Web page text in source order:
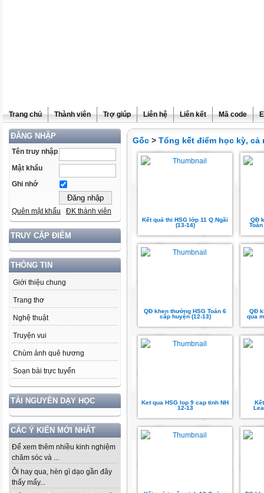
Trang chủ Thành viên Trợ giúp Liên hệ Liên kết Mã code
ĐĂNG NHẬP
Tên truy nhập
Mật khẩu
Ghi nhớ
Quên mật khẩu ĐK thành viên
TRUY CẬP ĐIỂM
THÔNG TIN
Giới thiệu chung
Trang thơ
Nghệ thuật
Truyện vui
Chùm ảnh quê hương
Soạn bài trực tuyến
TÀI NGUYÊN DẠY HỌC
CÁC Ý KIẾN MỚI NHẤT
Để xem thêm nhiều kinh nghiệm
chăm sóc và ...
Ôi hay qua, hèn gì dạo gần đây
thấy mấy...
Gốc > Tổng kết điểm học kỳ, cả
Kết quả thi HSG lớp 11 Q.Ngãi
(13-14)
QĐ
QĐ khen thưởng HSG Toán 6
cấp huyện (12-13)
QĐ
qua
Ket qua HSG lop 9 cap tinh NH
12-13